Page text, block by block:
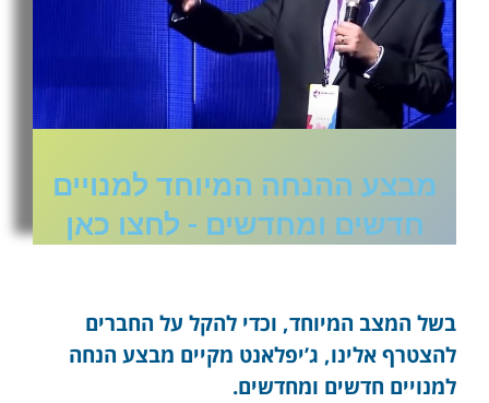
מבצע ההנחה המיוחד למנויים
חדשים ומחדשים - לחצו כאן
בשל המצב המיוחד, וכדי להקל על החברים
להצטרף אלינו, ג’יפלאנט מקיים מבצע הנחה
למנויים חדשים ומחדשים.